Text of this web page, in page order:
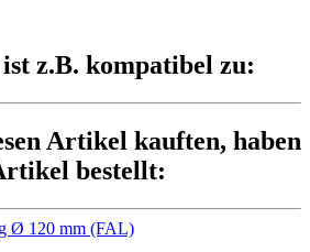
z.B. kompatibel zu:
Artikel kauften, haben
bestellt: